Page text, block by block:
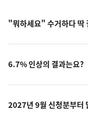
"뭐하세요" 수거하다 딱
6.7% 인상의 결과는요?
2027년 9월 신청분부터